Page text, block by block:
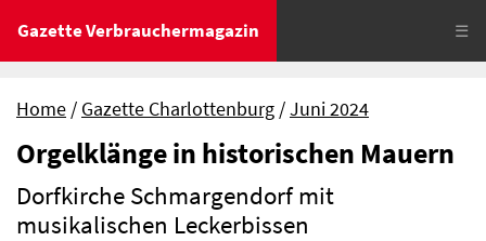
Gazette Verbrauchermagazin ☰
Home Gazette Charlottenburg Juni 2024
Orgelklänge in historischen Mauern
Dorfkirche Schmargendorf mit
musikalischen Leckerbissen